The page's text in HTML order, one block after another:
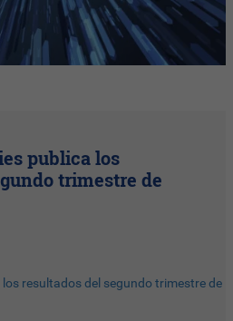
publica los
trimestre de